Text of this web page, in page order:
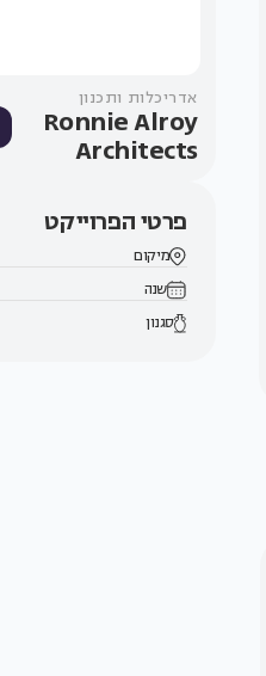
אדריכלות ותכנון
Ronnie Alroy
Architects
פרטי הפרוייקט
מיקום
שנה
סגנון